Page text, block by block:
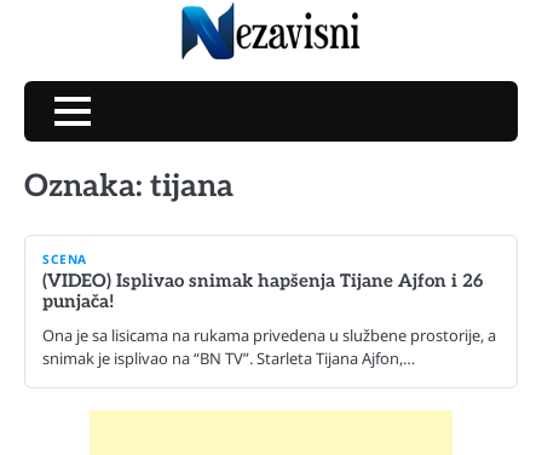
Oznaka: tijana
SCENA
(VIDEO) Isplivao snimak hapšenja Tijane Ajfon i 26
punjača!
Ona je sa lisicama na rukama privedena u službene prostorije, a
snimak je isplivao na “BN TV”. Starleta Tijana Ajfon,…